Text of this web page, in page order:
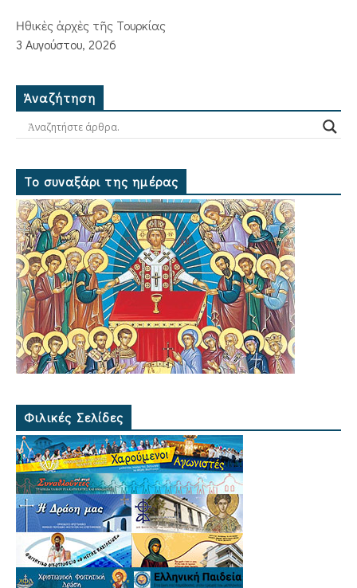
Ἠθικὲς ἀρχὲς τῆς Τουρκίας
3 Αυγούστου, 2026
Ἀναζήτηση
Το συναξάρι της ημέρας
Φιλικές Σελίδες